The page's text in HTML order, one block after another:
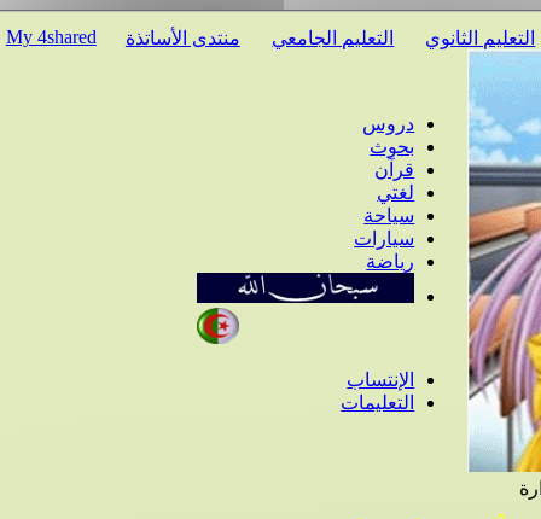
الثانوي التعليم الجامعي منتدى الأساتذة My 4shared
دروس
بحوث
قرآن
لغتي
سياحة
سيارات
رياضة
الإنتساب
التعليمات